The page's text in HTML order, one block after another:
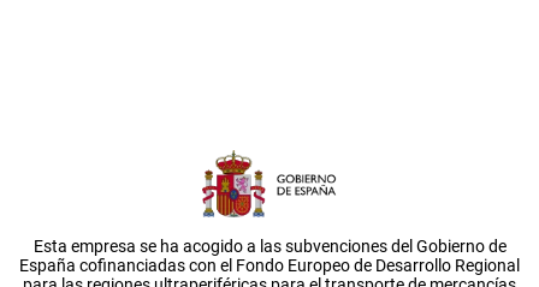
Esta empresa se ha acogido a las subvenciones del Gobierno de
España cofinanciadas con el Fondo Europeo de Desarrollo Regional